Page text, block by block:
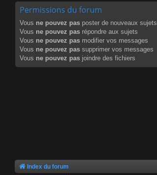
Permissions du forum
Vous ne pouvez pas poster de nouveaux sujets
Vous ne pouvez pas répondre aux sujets
Vous ne pouvez pas modifier vos messages
Vous ne pouvez pas supprimer vos messages
Vous ne pouvez pas joindre des fichiers
Index du forum